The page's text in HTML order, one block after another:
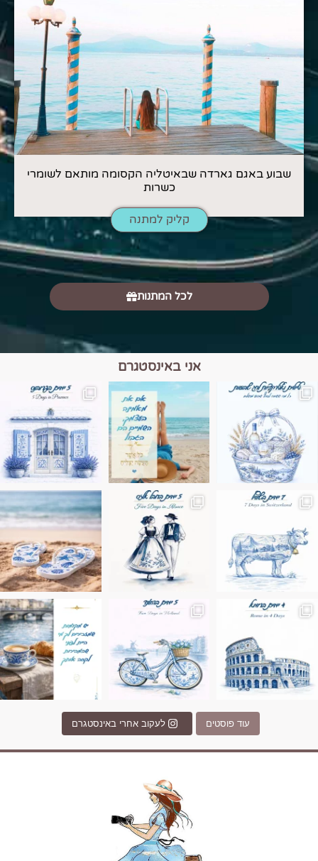
שבוע באגם גארדה שבאיטליה הקסומה מותאם לשומרי
כשרות
קליק למתנה
לכל המתנות
אני באינסטגרם
הם הגבול 💙🩵
בחבל אלזס צרפת
בחופשה שבו הכל נהיה פשוט יותר. החול, הי
Instagram post
Instagram post 17994326828955248
עוד פוסטים לעקוב אחרי באינסטגרם